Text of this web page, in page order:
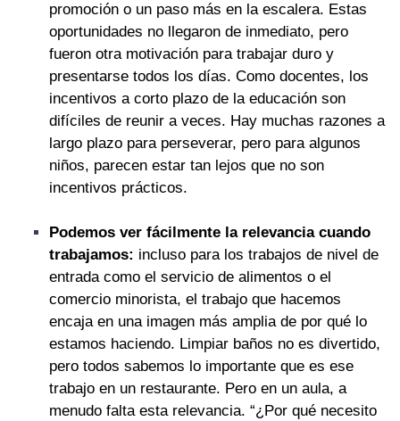
promoción o un paso más en la escalera. Estas
oportunidades no llegaron de inmediato, pero
fueron otra motivación para trabajar duro y
presentarse todos los días. Como docentes, los
incentivos a corto plazo de la educación son
difíciles de reunir a veces. Hay muchas razones a
largo plazo para perseverar, pero para algunos
niños, parecen estar tan lejos que no son
incentivos prácticos.
Podemos ver fácilmente la relevancia cuando
trabajamos: incluso para los trabajos de nivel de
entrada como el servicio de alimentos o el
comercio minorista, el trabajo que hacemos
encaja en una imagen más amplia de por qué lo
estamos haciendo. Limpiar baños no es divertido,
pero todos sabemos lo importante que es ese
trabajo en un restaurante. Pero en un aula, a
menudo falta esta relevancia. “¿Por qué necesito